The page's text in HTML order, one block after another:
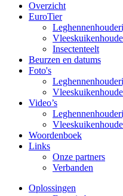
Overzicht
EuroTier
Insectenteelt
Beurzen en datums
Foto's
Video’s
Woordenboek
Links
Onze partners
Verbanden
Oplossingen